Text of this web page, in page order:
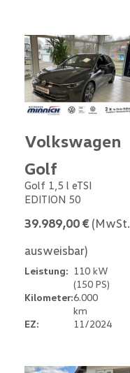
Volkswagen
Golf
Golf 1,5 l eTSI
EDITION 50
39.989,00 € (MwSt.
ausweisbar)
Leistung: 110 kW
(150 PS)
Kilometer:6.000
km
EZ:
11/2024